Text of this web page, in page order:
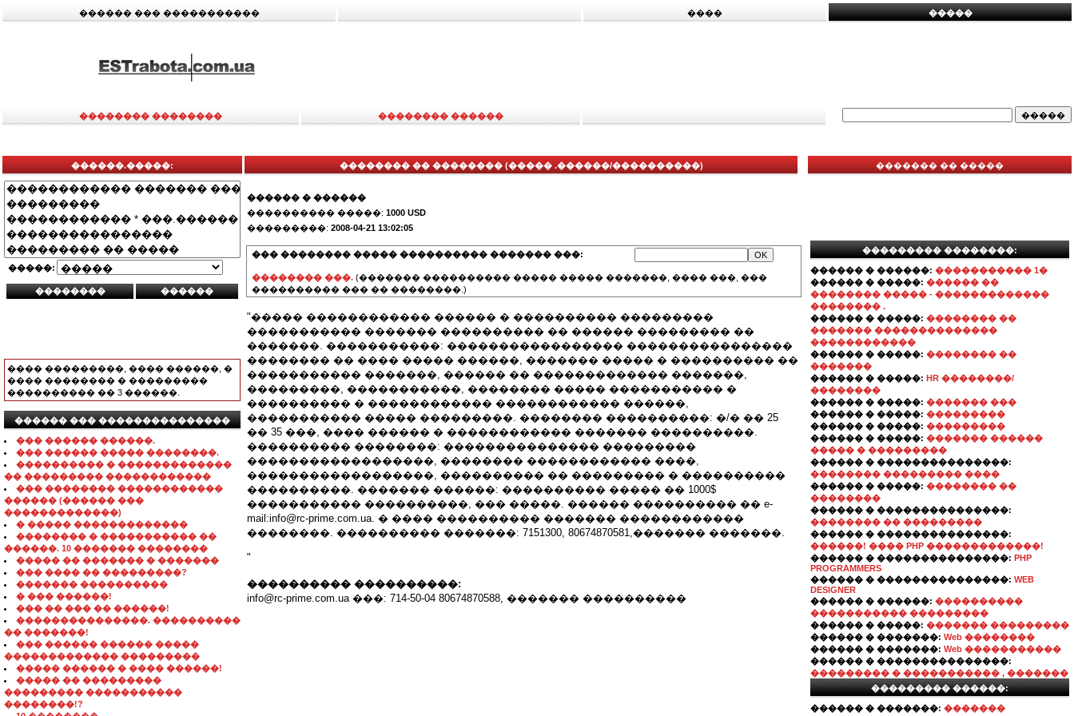
������ ��� ����������� ���� �����
�������� �������� �������� ������
������.�����:
�����:
���� ���������, ���� ������, �
���� �������� � ���������
���������� �� 3 ������.
������ ��� ���������������
��� ������ ������.
��� ������ ����� ��������.
���������� � �������������
�� ��������� ������������
��� �������� ������������
������ (������ ���
�������������)
� ����� �������������
�������� � ����������� ��
������. 10 ������� ��������
����� �� ������� � �������
��� ���� �� ���������?
������� ����������
� ��� ������!
��� �� ��� �� ������!
���������������. ����������
�� �������!
��� ������ ������ �����
������������� ���������
����� ������ � ���� ������!
����� �� ���������
��������� �����������
��������!?
�������� �� �������� (����� .������/����������)
������ � ������
���������� �����: 1000 USD
���������: 2008-04-21 13:02:05
��� �������� ����� ���������� ������� ���:
�������� ���. (������� ���������� ����� ����� �������, ���� ���, ���
���������� ��� �� ��������.)
"����� ������������ ������ � ���������� ���������
����������� ������� ���������� �� ������ ��������� ��
�������. �����������: ����������������� ����������������
�������� �� ���� ����� ������, ������� ����� � ���������� ��
����������� �������, ������ �� ������������� �������,
���������, �����������, �������� ����� ����������� �
���������� � ������������ ������������ ������,
����������� ����� ���������. �������� ����������: �/� �� 25
�� 35 ���, ���� ������ � ������������ ������� ����������.
���������� ��������: ��������������� ���������
������������������, �������� ������������ ����,
������������������, ���������� �� ��������� � ����������
����������. ������� ������: ���������� ����� �� 1000$
����������� ����������, ��� �����. ������ ���������� �� e-
mail:info@rc-prime.com.ua. � ���� ���������� ������� ������������
��������. ���������� �������: 7151300, 80674870581,������� �������.
"
���������� ����������:
info@rc-prime.com.ua ���: 714-50-04 80674870588, ������� ����������
������� �� �����
��������� ��������:
������ � ������: ����������� 1�
������ � �����: ������ ��
�������� ����� - �������������
�������� .
������ � �����: �������� ��
������� ��������������
������������
������ � �����: �������� ��
�������
������ � �����: HR ��������/
��������
������ � �����: ������� ���
������ � �����: ���������
������ � �����: ���������
������ � �����: ������� ������
����� � ���������
������ � ���������������:
�������� ��������� ����
������ � �����: �������� ��
��������
������ � ���������������:
�������� �� ���������
������ � ���������������:
������! ���� PHP �������������!
������ � ���������������: PHP
PROGRAMMERS
������ � ���������������: WEB
DESIGNER
������ � ������: ����������
����������� ���������
������ � �����: ������� ���������
������ � �������: Web ��������
������ � �������: Web �����������
������ � ���������������:
��������� � ����������� , �������
��������� ������:
������ � �������: �������